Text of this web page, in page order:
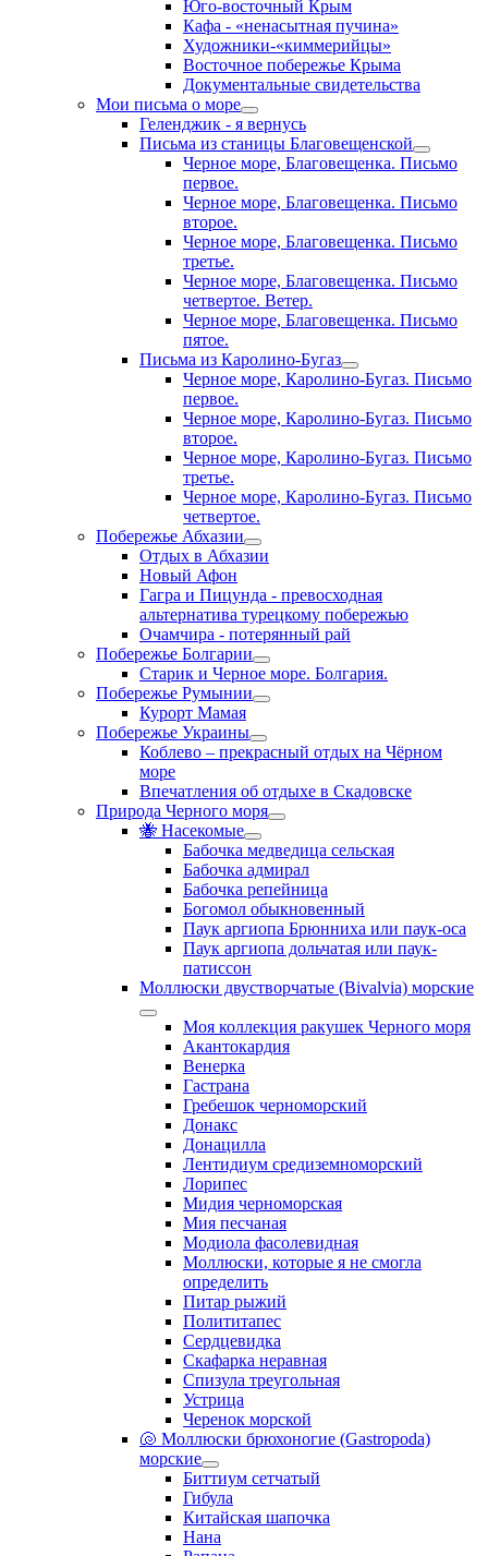
Юго-восточный Крым
Кафа - «ненасытная пучина»
Художники-«киммерийцы»
Восточное побережье Крыма
Документальные свидетельства
Мои письма о море
Геленджик - я вернусь
Письма из станицы Благовещенской
Черное море, Благовещенка. Письмо
первое.
Черное море, Благовещенка. Письмо
второе.
Черное море, Благовещенка. Письмо
третье.
Черное море, Благовещенка. Письмо
четвертое. Ветер.
Черное море, Благовещенка. Письмо
пятое.
Письма из Каролино-Бугаз
Черное море, Каролино-Бугаз. Письмо
первое.
Черное море, Каролино-Бугаз. Письмо
второе.
Черное море, Каролино-Бугаз. Письмо
третье.
Черное море, Каролино-Бугаз. Письмо
четвертое.
Побережье Абхазии
Отдых в Абхазии
Новый Афон
Гагра и Пицунда - превосходная
альтернатива турецкому побережью
Очамчира - потерянный рай
Побережье Болгарии
Старик и Черное море. Болгария.
Побережье Румынии
Курорт Мамая
Побережье Украины
Коблево – прекрасный отдых на Чёрном
море
Впечатления об отдыхе в Скадовске
Природа Черного моря
🐝 Насекомые
Бабочка медведица сельская
Бабочка адмирал
Бабочка репейница
Богомол обыкновенный
Паук аргиопа Брюнниха или паук-оса
Паук аргиопа дольчатая или паук-
патиссон
Моллюски двустворчатые (Bivalvia) морские
Моя коллекция ракушек Черного моря
Акантокардия
Венерка
Гастрана
Гребешок черноморский
Донакс
Донацилла
Лентидиум средиземноморский
Лорипес
Мидия черноморская
Мия песчаная
Модиола фасолевидная
Моллюски, которые я не смогла
определить
Питар рыжий
Полититапес
Сердцевидка
Скафарка неравная
Спизула треугольная
Устрица
Черенок морской
🐚 Моллюски брюхоногие (Gastropoda)
морские
Биттиум сетчатый
Гибула
Китайская шапочка
Нана